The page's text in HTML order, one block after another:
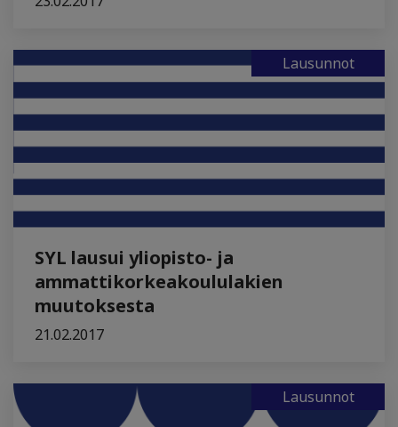
Lausunnot
SYL lausui yliopisto- ja
ammattikorkeakoululakien
muutoksesta
21.02.2017
Lausunnot